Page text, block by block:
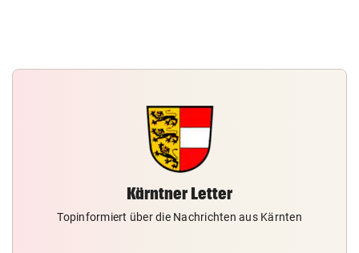
Kärntner Letter
Topinformiert über die Nachrichten aus Kärnten